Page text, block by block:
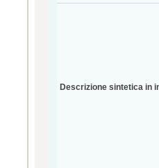
Descrizione sintetica in